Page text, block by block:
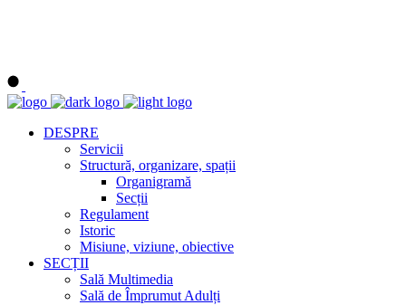
DESPRE
Servicii
Structură, organizare, spații
Organigramă
Secții
Regulament
Istoric
Misiune, viziune, obiective
SECȚII
Sală Multimedia
Sală de Împrumut Adulți